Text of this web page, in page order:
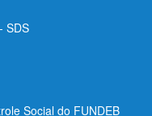
SDS
Social do FUNDEB